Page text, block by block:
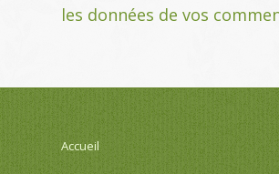
les données de vos
Accueil